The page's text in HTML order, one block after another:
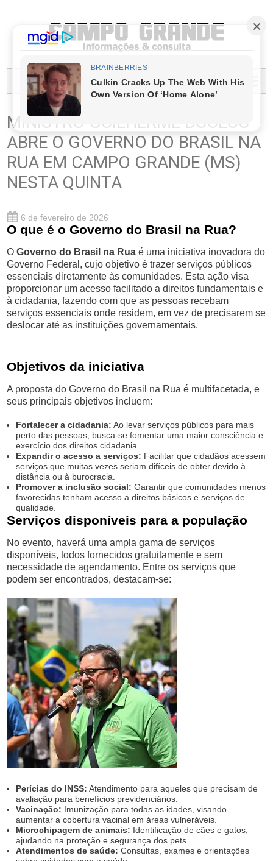
MENU...
MINISTRO GUILHERME BOULOS
ABRE O GOVERNO DO BRASIL NA
RUA EM CAMPO GRANDE (MS)
NESTA QUINTA
6 de fevereiro de 2026
O que é o Governo do Brasil na Rua?
OGoverno do Brasil na Rua é uma iniciativa inovadora do
Governo Federal, cujo objetivo é trazer serviços públicos
essenciais diretamente às comunidades. Esta ação visa
proporcionar um acesso facilitado a direitos fundamentais e
à cidadania, fazendo com que as pessoas recebam
serviços essenciais onde residem, em vez de precisarem se
deslocar até as instituições governamentais.
Objetivos da iniciativa
A proposta do Governo do Brasil na Rua é multifacetada, e
seus principais objetivos incluem:
Fortalecer a cidadania: Ao levar serviços públicos para mais
perto das pessoas, busca-se fomentar uma maior consciência e
exercício dos direitos cidadania.
Expandir o acesso a serviços: Facilitar que cidadãos acessem
serviços que muitas vezes seriam difíceis de obter devido à
distância ou à burocracia.
Promover a inclusão social: Garantir que comunidades menos
favorecidas tenham acesso a direitos básicos e serviços de
qualidade.
Serviços disponíveis para a população
No evento, haverá uma ampla gama de serviços
disponíveis, todos fornecidos gratuitamente e sem
necessidade de agendamento. Entre os serviços que
podem ser encontrados, destacam-se:
Perícias do INSS: Atendimento para aqueles que precisam de
avaliação para benefícios previdenciários.
Vacinação: Imunização para todas as idades, visando
aumentar a cobertura vacinal em áreas vulneráveis.
Microchipagem de animais: Identificação de cães e gatos,
ajudando na proteção e segurança dos pets.
Atendimentos de saúde: Consultas, exames e orientações